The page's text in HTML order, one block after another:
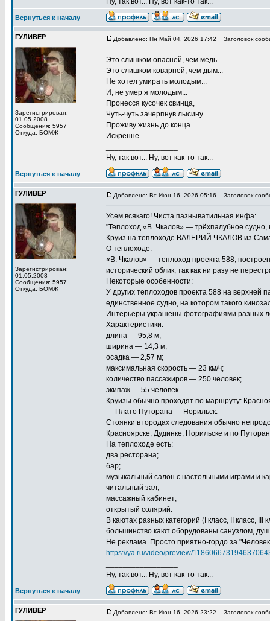
Вернуться к началу
ГУЛИВЕР
Зарегистрирован:
01.05.2008
Сообщения: 5957
Откуда: БОМЖ
Добавлено: Пн Май 04, 2026 17:42 Заголовок
Это слишком опасней, чем медь...
Это слишком коварней, чем дым...
Не хотел умирать молодым...
И, не умер я молодым...
Пронесся кусочек свинца,
Чуть-чуть зачерпнув лысину...
Проживу жизнь до конца
Искренне...
Ну, так вот... Ну, вот как-то так...
Вернуться к началу
ГУЛИВЕР
Зарегистрирован:
01.05.2008
Сообщения: 5957
Откуда: БОМЖ
Добавлено: Вт Июн 16, 2026 05:16 Заголовок
Усем всякаго! Чиста пазныватильная инфа:
"Теплоход «В. Чкалов» — трёхпалубное
Круиз на теплоходе ВАЛЕРИЙ ЧКАЛОВ из
О теплоходе:
«В. Чкалов» — теплоход проекта 588,
исторический облик, так как ни разу не
Некоторые особенности:
У других теплоходов проекта 588 на
единственное судно, на котором такого
Интерьеры украшены фотографиями разных
Характеристики:
длина — 95,8 м;
ширина — 14,3 м;
осадка — 2,57 м;
максимальная скорость — 23 км/ч;
количество пассажиров — 250 человек;
экипаж — 55 человек.
Круизы обычно проходят по маршруту:
— Плато Путорана — Норильск.
Стоянки в городах следования обычно
Красноярске, Дудинке, Норильске и по
На теплоходе есть:
два ресторана;
бар;
музыкальный салон с настольными играми и
читальный зал;
массажный кабинет;
открытый солярий.
В каютах разных категорий (I класс, II класс,
большинство кают оборудованы санузлом,
Не реклама. Просто приятно-гордо за
https://ya.ru/video/preview/
Ну, так вот... Ну, вот как-то так...
Вернуться к началу
ГУЛИВЕР Добавлено: Вт Июн 16, 2026 23:22 Заголовок